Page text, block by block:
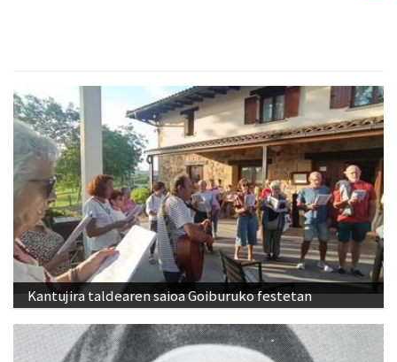
Kantujira taldearen saioa Goiburuko festetan